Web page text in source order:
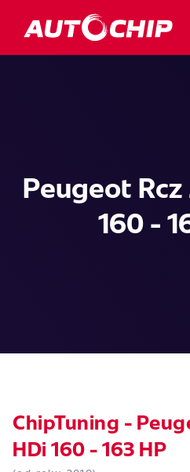
Peugeot Rcz
160 -
ChipTuning -
HDi 160 - 163 HP